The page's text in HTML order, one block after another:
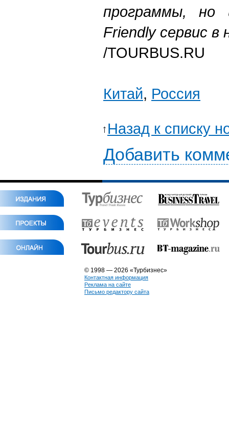
программы, но
Friendly сервис
/TOURBUS.RU
Китай, Россия
Назад к списку
Добавить
© 1998 — 2026 «Турбизнес»
Контактная информация
Реклама на сайте
Письмо редактору сайта